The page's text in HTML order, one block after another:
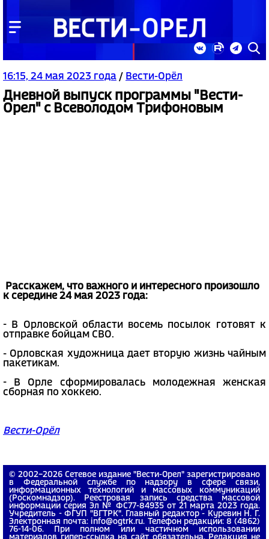
16:15, 24 мая 2023 года / Вести-Орёл
Дневной выпуск программы "Вести-
Орел" с Всеволодом Трифоновым
Расскажем, что важного и интересного произошло
к середине 24 мая 2023 года:
- В Орловской области восемь посылок готовят к
отправке бойцам СВО.
- Орловская художница дает вторую жизнь чайным
пакетикам.
- В Орле сформировалась молодежная женская
сборная по хоккею.
Вести-Орёл
© 2002−2026 Сетевое издание "Вести-Орел" зарегистрировано
в Федеральной службе по надзору в сфере связи,
информационных технологий и массовых коммуникаций
(Роскомнадзор). Реестровая запись средства массовой
информации серия Эл № ФС77-84935 от 21 марта 2023 года.
Учредитель - ФГУП "ВГТРК". Главный редактор - Куревин Н. Г.
Электронная почта: info@ogtrk.ru. Телефон редакции: 8 (4862)
76-14-06. При полном или частичном использовании
материалов гипер-ссылка на сайт обязательна. Редакция не